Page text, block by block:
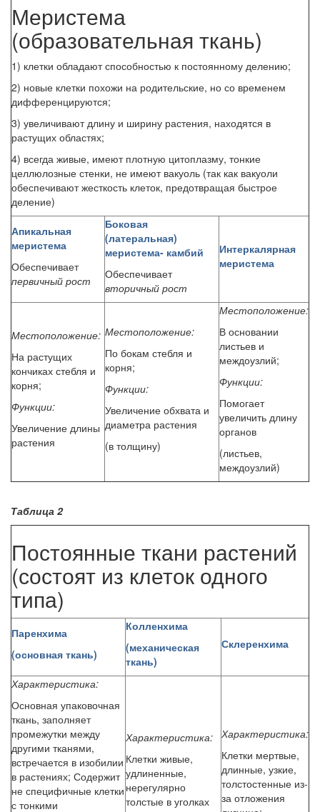
Меристема
(образовательная ткань)
1) клетки обладают способностью к постоянному делению;
2) новые клетки похожи на родительские, но со временем
дифференцируются;
3) увеличивают длину и ширину растения, находятся в
растущих областях;
4) всегда живые, имеют плотную цитоплазму, тонкие
целлюлозные стенки, не имеют вакуоль (так как вакуоли
обеспечивают жесткость клеток, предотвращая быстрое
деление)
Апикальная
меристема
Обеспечивает
первичный рост
Боковая
(латеральная)
меристема- камбий
Обеспечивает
вторичный рост
Интеркалярная
меристема
Местоположение:
На растущих
кончиках стебля и
корня;
Функции:
Увеличение длины
растения
Местоположение:
По бокам стебля и
корня;
Функции:
Увеличение обхвата и
диаметра растения
(в толщину)
Местоположение:
В основании
листьев и
междоузлий;
Функции:
Помогает
увеличить длину
органов
(листьев,
междоузлий)
Таблица 2
Постоянные ткани растений
(состоят из клеток одного
типа)
Паренхима
(основная ткань)
Колленхима
(механическая
ткань)
Склеренхима
Характеристика:
Основная упаковочная
ткань, заполняет
промежутки между
другими тканями,
встречается в изобилии
в растениях; Содержит
не специфичные клетки
с тонкими
Характеристика:
Клетки живые,
удлиненные,
нерегулярно
толстые в уголках
Характеристика:
Клетки мертвые,
длинные, узкие,
толстостенные из-
за отложения